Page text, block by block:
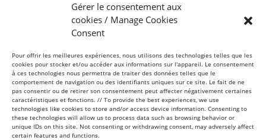
Gérer le consentement aux
cookies / Manage Cookies
Consent
Pour offrir les meilleures expériences, nous utilisons des technologies telles que les
cookies pour stocker et/ou accéder aux informations sur l'appareil. Le consentement
à ces technologies nous permettra de traiter des données telles que le
comportement de navigation ou des identifiants uniques sur ce site. Le fait de ne
pas consentir ou de retirer son consentement peut affecter négativement certaines
caractéristiques et fonctions. // To provide the best experiences, we use
technologies like cookies to store and/or access device information. Consenting to
these technologies will allow us to process data such as browsing behavior or
unique IDs on this site. Not consenting or withdrawing consent, may adversely affect
certain features and functions.
Abonnez-vous
Infolettre
Sans frais
1-877-865-8443